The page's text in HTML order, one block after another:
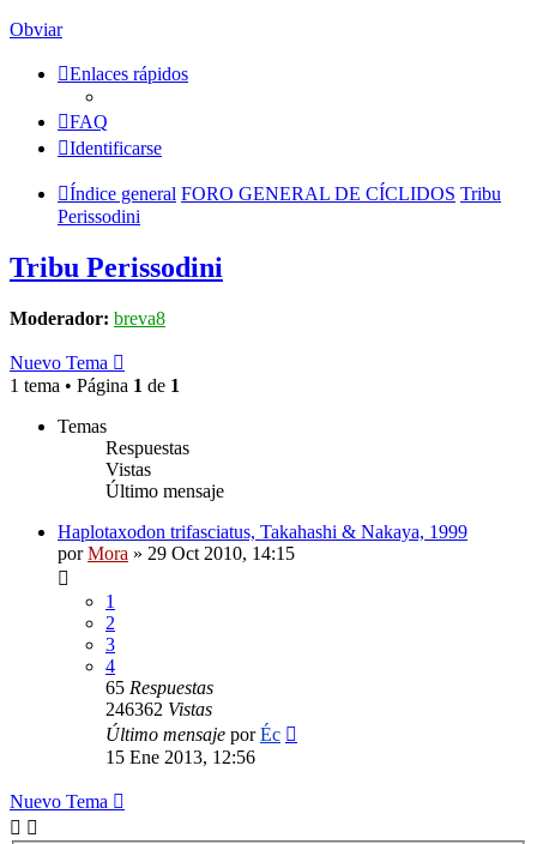
Obviar
Enlaces rápidos
FAQ
Identificarse
Índice general FORO GENERAL DE CÍCLIDOS Tribu
Perissodini
Tribu Perissodini
Moderador: breva8
Nuevo Tema
1 tema • Página 1 de 1
Temas
Respuestas
Vistas
Último mensaje
Haplotaxodon trifasciatus, Takahashi & Nakaya, 1999
porMora » 29 Oct 2010, 14:15
1
2
3
4
65 Respuestas
246362 Vistas
Último mensaje porÉc
15 Ene 2013, 12:56
Nuevo Tema